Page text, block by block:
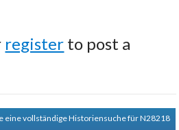
register to post a
eine vollständige Historiensuche für N28218